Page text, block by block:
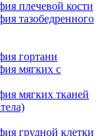
плечевой кости
тазобедренного
гортани
мягких с
мягких тканей
грудной клетки